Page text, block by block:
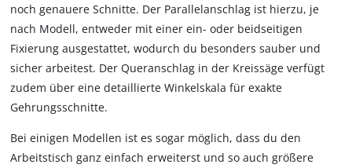
noch genauere Schnitte. Der Parallelanschlag ist hierzu, je
nach Modell, entweder mit einer ein- oder beidseitigen
Fixierung ausgestattet, wodurch du besonders sauber und
sicher arbeitest. Der Queranschlag in der Kreissäge verfügt
zudem über eine detaillierte Winkelskala für exakte
Gehrungsschnitte.
Bei einigen Modellen ist es sogar möglich, dass du den
Arbeitstisch ganz einfach erweiterst und so auch größere